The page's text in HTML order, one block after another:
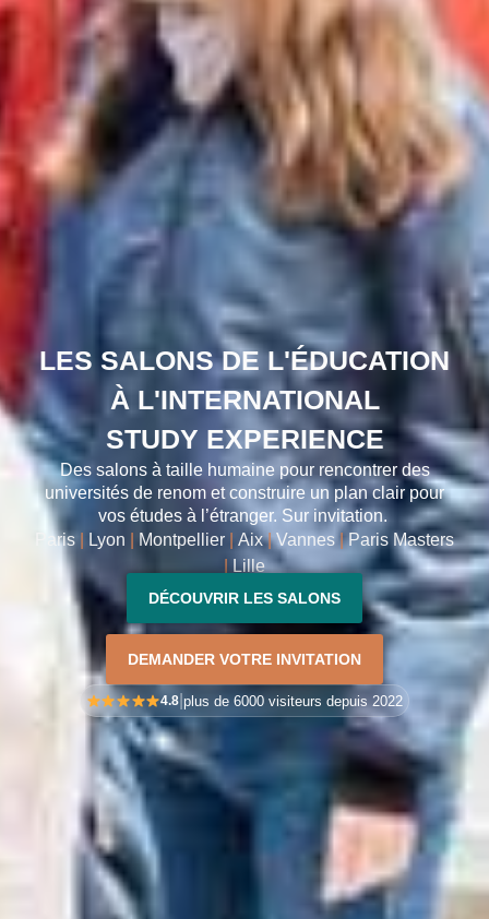
LES SALONS DE L'ÉDUCATION
À L'INTERNATIONAL
STUDY EXPERIENCE
Des salons à taille humaine pour rencontrer des
universités de renom et construire un plan clair pour
vos études à l’étranger. Sur invitation.
Paris
Lyon Montpellier Aix|Vannes |Paris Masters
| Lille
DÉCOUVRIR LES SALONS
DEMANDER VOTRE INVITATION
4.8 |plus de 6000 visiteurs depuis 2022